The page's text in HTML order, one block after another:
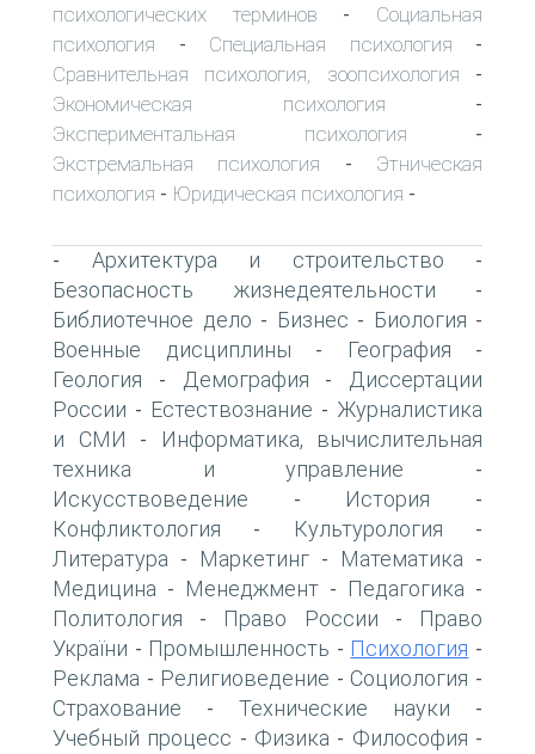
психологических терминов - Социальная
психология - Специальная психология -
Сравнительная психология, зоопсихология -
Экономическая психология -
Экспериментальная психология -
Экстремальная психология - Этническая
психология - Юридическая психология -
- Архитектура и строительство -
Безопасность жизнедеятельности -
Библиотечное дело - Бизнес - Биология -
Военные дисциплины - География -
Геология - Демография -
Диссертации
России - Естествознание - Журналистика
и СМИ -
Информатика, вычислительная
техника и управление -
Искусствоведение - История -
Конфликтология - Культурология -
Литература - Маркетинг - Математика -
Медицина - Менеджмент - Педагогика -
Политология - Право России -
Право
України - Промышленность - Психология -
Реклама - Религиоведение - Социология -
Страхование - Технические науки -
Учебный процесс - Физика - Философия -